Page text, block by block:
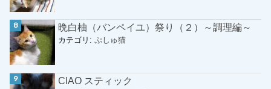
晩白柚（バンペイユ）祭り（２）～調理編～
カテゴリ:ぷしゅ猫
CIAO スティック